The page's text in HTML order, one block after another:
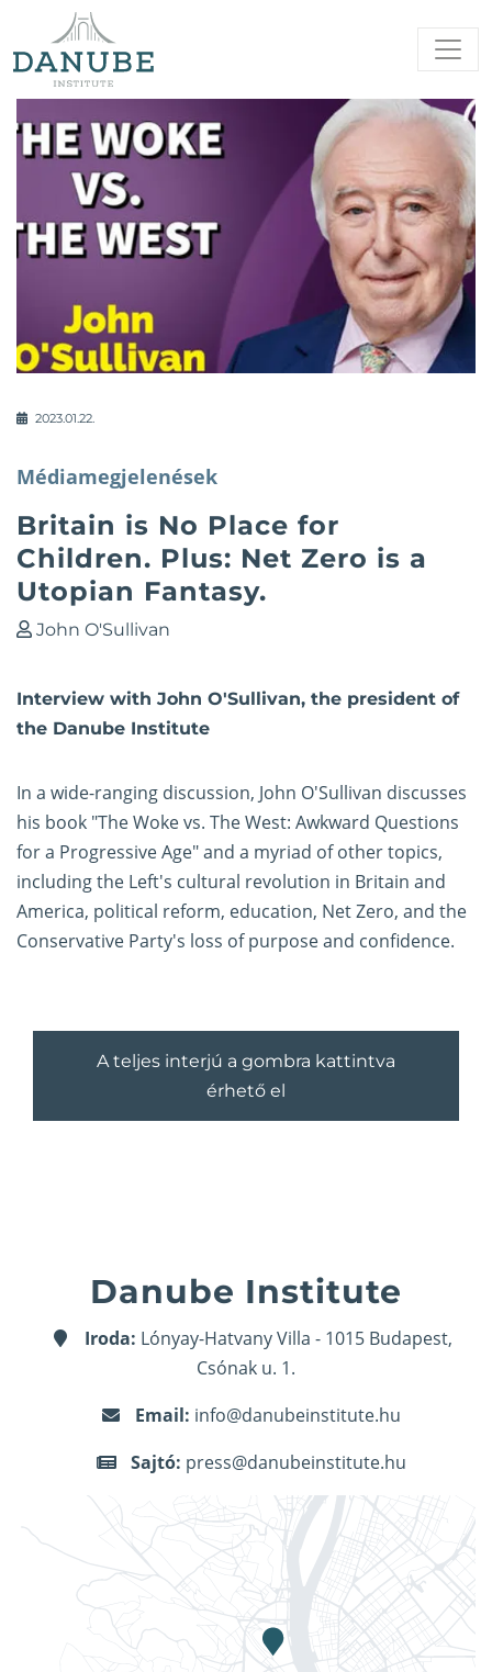
2023.01.22.
Médiamegjelenések
Britain is No Place for
Children. Plus: Net Zero is a
Utopian Fantasy.
John O'Sullivan
Interview with John O'Sullivan, the president of
the Danube Institute
In a wide-ranging discussion, John O'Sullivan discusses
his book "The Woke vs. The West: Awkward Questions
for a Progressive Age" and a myriad of other topics,
including the Left's cultural revolution in Britain and
America, political reform, education, Net Zero, and the
Conservative Party's loss of purpose and confidence.
A teljes interjú a gombra kattintva
érhető el
Danube Institute
Iroda: Lónyay-Hatvany Villa - 1015 Budapest,
Csónak u. 1.
Email: info@danubeinstitute.hu
Sajtó: press@danubeinstitute.hu